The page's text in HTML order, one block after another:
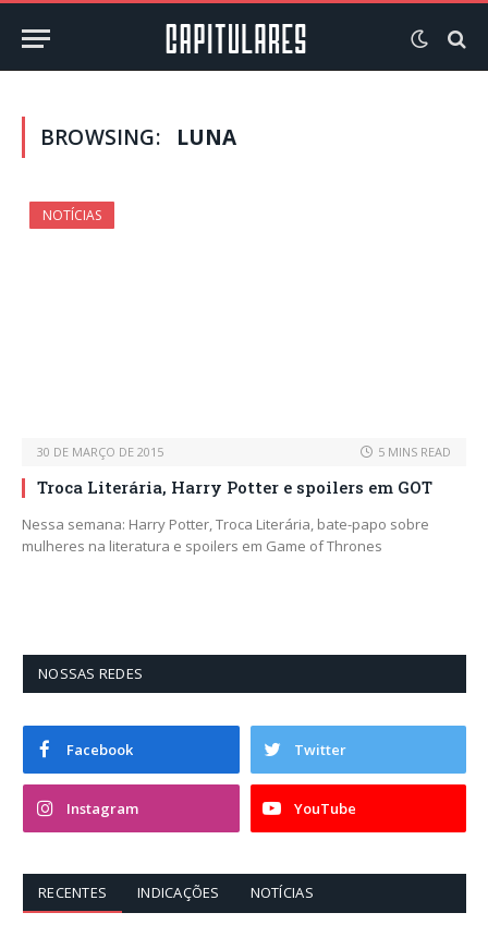
BROWSING: LUNA
NOTÍCIAS
30 DE MARÇO DE 2015 5 MINS READ
Troca Literária, Harry Potter e spoilers em GOT
Nessa semana: Harry Potter, Troca Literária, bate-papo sobre
mulheres na literatura e spoilers em Game of Thrones
NOSSAS REDES
Facebook Twitter
Instagram YouTube
RECENTES INDICAÇÕES NOTÍCIAS